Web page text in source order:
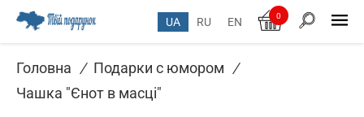
UA RU EN 0
Головна / Подарки с юмором /
Чашка "Єнот в масці"